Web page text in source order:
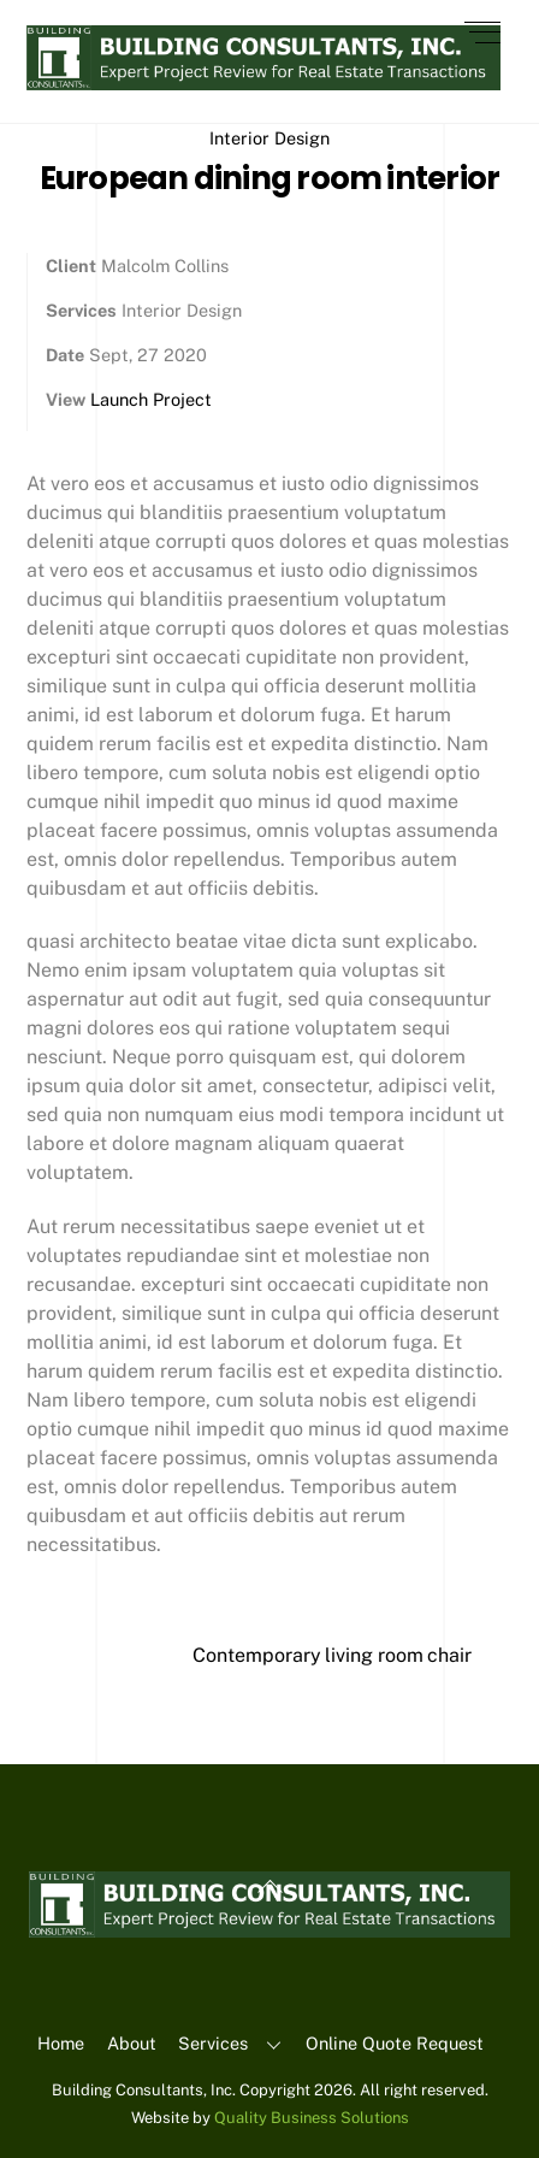
content
Interior Design
European dining room interior
ClientMalcolm Collins
Services Interior Design
DateSept, 27 2020
View Launch Project
At vero eos et accusamus et iusto odio dignissimos
ducimus qui blanditiis praesentium voluptatum
deleniti atque corrupti quos dolores et quas molestias
at vero eos et accusamus et iusto odio dignissimos
ducimus qui blanditiis praesentium voluptatum
deleniti atque corrupti quos dolores et quas molestias
excepturi sint occaecati cupiditate non provident,
similique sunt in culpa qui officia deserunt mollitia
animi, id est laborum et dolorum fuga. Et harum
quidem rerum facilis est et expedita distinctio. Nam
libero tempore, cum soluta nobis est eligendi optio
cumque nihil impedit quo minus id quod maxime
placeat facere possimus, omnis voluptas assumenda
est, omnis dolor repellendus. Temporibus autem
quibusdam et aut officiis debitis.
quasi architecto beatae vitae dicta sunt explicabo.
Nemo enim ipsam voluptatem quia voluptas sit
aspernatur aut odit aut fugit, sed quia consequuntur
magni dolores eos qui ratione voluptatem sequi
nesciunt. Neque porro quisquam est, qui dolorem
ipsum quia dolor sit amet, consectetur, adipisci velit,
sed quia non numquam eius modi tempora incidunt ut
labore et dolore magnam aliquam quaerat
voluptatem.
Aut rerum necessitatibus saepe eveniet ut et
voluptates repudiandae sint et molestiae non
recusandae. excepturi sint occaecati cupiditate non
provident, similique sunt in culpa qui officia deserunt
mollitia animi, id est laborum et dolorum fuga. Et
harum quidem rerum facilis est et expedita distinctio.
Nam libero tempore, cum soluta nobis est eligendi
optio cumque nihil impedit quo minus id quod maxime
placeat facere possimus, omnis voluptas assumenda
est, omnis dolor repellendus. Temporibus autem
quibusdam et aut officiis debitis aut rerum
necessitatibus.
Contemporary living room chair
Back
To
Top
Home About Services Online Quote Request
Building Consultants, Inc. Copyright 2026. All right reserved.
Website by Quality Business Solutions